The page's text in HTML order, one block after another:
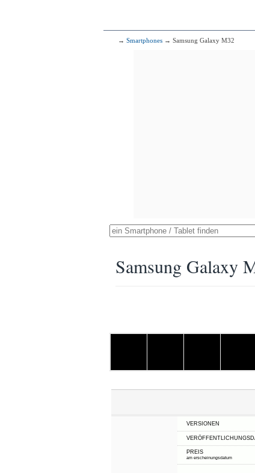
→ Smartphones → Samsung Galaxy M32
Samsung Galaxy
VERSIONEN
PREIS
am erscheinungsdatum